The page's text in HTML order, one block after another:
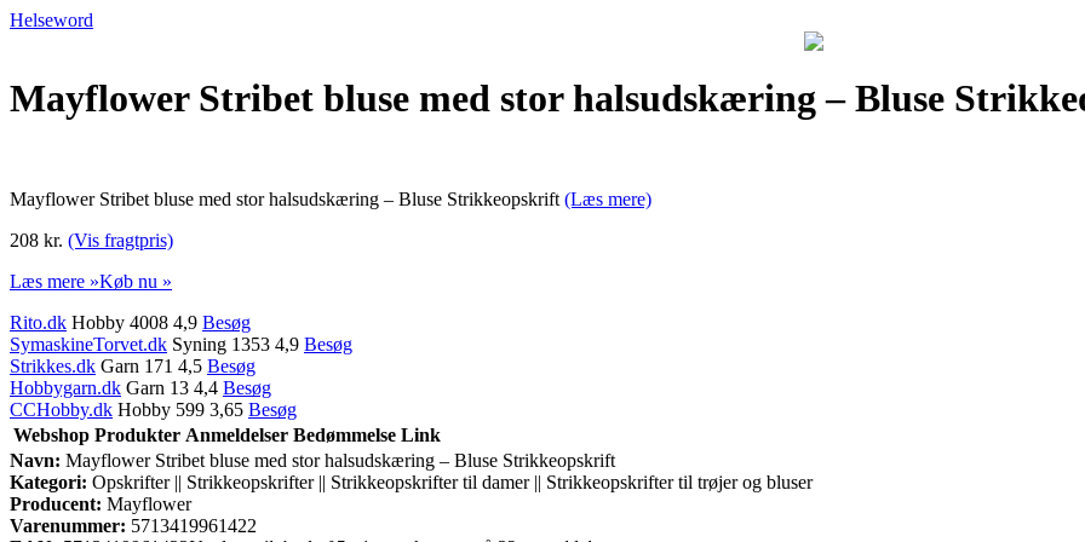
Helseword
Mayflower Stribet bluse med stor halsudskæring – Bluse
Mayflower Stribet bluse med stor halsudskæring – Bluse Strikkeopskrift (Læs mere)
208 kr. (Vis fragtpris)
Læs mere »Køb nu »
Rito.dk Hobby 4008 4,9 Besøg
SymaskineTorvet.dk Syning 1353 4,9 Besøg
Strikkes.dk Garn 171 4,5 Besøg
Hobbygarn.dk Garn 13 4,4 Besøg
CCHobby.dk Hobby 599 3,65 Besøg
Webshop Produkter Anmeldelser Bedømmelse Link
Navn: Mayflower Stribet bluse med stor halsudskæring – Bluse Strikkeopskrift
Kategori: Opskrifter || Strikkeopskrifter || Strikkeopskrifter til damer || Strikkeopskrifter til trøjer og bluser
Producent: Mayflower
Varenummer: 5713419961422